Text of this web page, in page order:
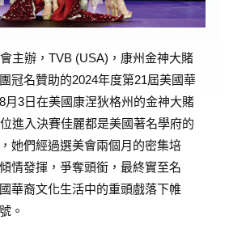
主辦，TVB (USA)，康州金神大賭
冠名贊助的2024年度第21屆美國華
月3日在美國康涅狄格州的金神大賭
進入決賽佳麗都是美國著名學府的
她們經過選美會兩個月的密集培
情發揮，爭奪頭銜，最終實至名
華裔文化生活中的重頭戲落下帷
。